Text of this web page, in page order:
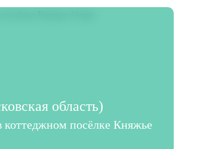
область)
коттеджном посёлке Княжье